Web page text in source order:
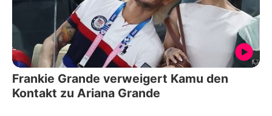
Frankie Grande verweigert Kamu den
Kontakt zu Ariana Grande